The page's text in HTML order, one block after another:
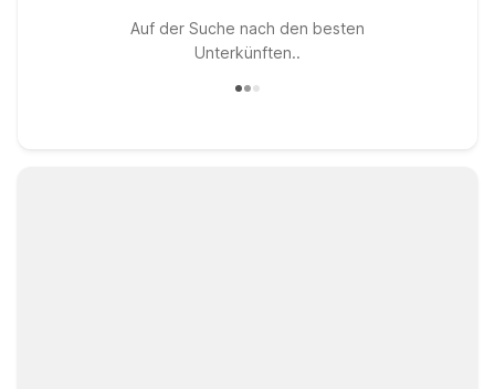
Auf der Suche nach den besten
Unterkünften..